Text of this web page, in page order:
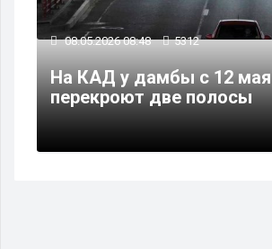
08.05.2026 08:48 5312
На КАД у дамбы с 12 мая
перекроют две полосы